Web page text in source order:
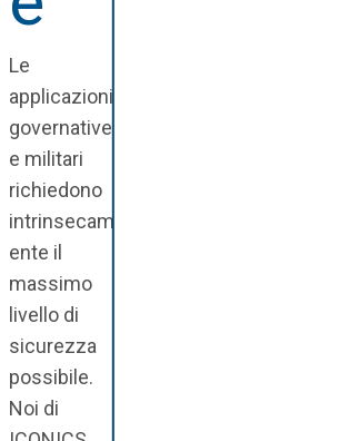
Le
applicazioni
governative
e militari
richiedono
intrinsecam
ente il
massimo
livello di
sicurezza
possibile.
Noi di